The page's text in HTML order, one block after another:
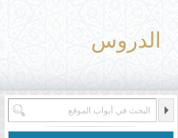
الدروس